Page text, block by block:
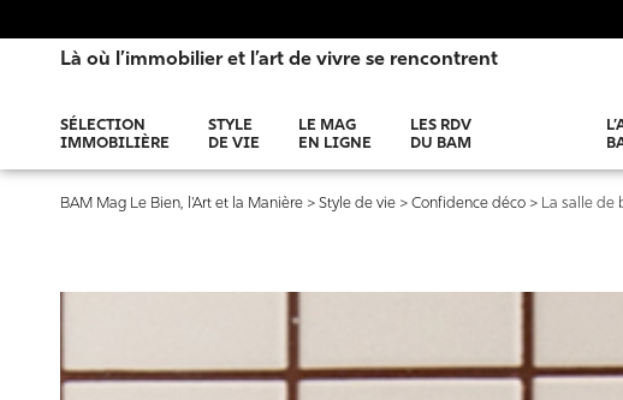
Là où l’immobilier et l’art de vivre se rencontrent
SÉLECTION
IMMOBILIÈRE
STYLE
DE VIE
LE MAG
EN LIGNE
LES RDV
DU BAM
BAM Mag Le Bien, l'Art et la Manière> Style de vie> Confidence déco> La salle de